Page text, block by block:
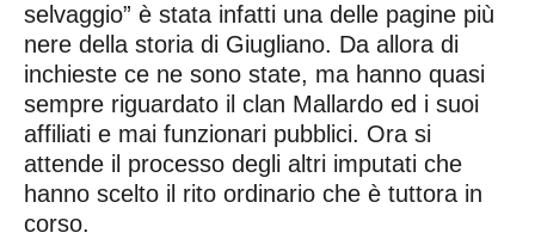
selvaggio” è stata infatti una delle pagine più
nere della storia di Giugliano. Da allora di
inchieste ce ne sono state, ma hanno quasi
sempre riguardato il clan Mallardo ed i suoi
affiliati e mai funzionari pubblici. Ora si
attende il processo degli altri imputati che
hanno scelto il rito ordinario che è tuttora in
corso.